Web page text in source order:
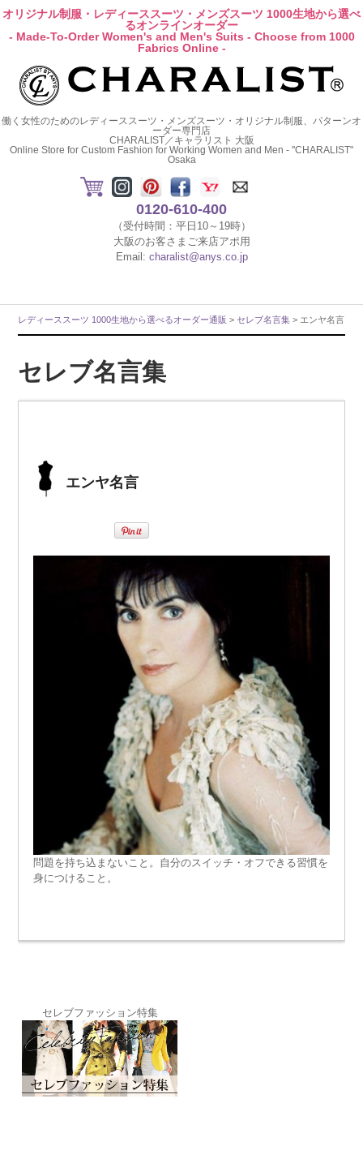
オリジナル制服・レディーススーツ・メンズスーツ 1000生地から選べ
るオンラインオーダー
- Made-To-Order Women's and Men's Suits - Choose from 1000
Fabrics Online -
働く女性のためのレディーススーツ・メンズスーツ・オリジナル制服、パターンオ
ーダー専門店
CHARALIST／キャラリスト 大阪
Online Store for Custom Fashion for Working Women and Men - "CHARALIST"
Osaka
0120-610-400
（受付時間：平日10～19時）
大阪のお客さまご来店アポ用
Email: charalist@anys.co.jp
レディーススーツ 1000生地から選べるオーダー通販 > セレブ名言集 > エンヤ名言
セレブ名言集
エンヤ名言
問題を持ち込まないこと。自分のスイッチ・オフできる習慣を
身につけること。
セレブファッション特集